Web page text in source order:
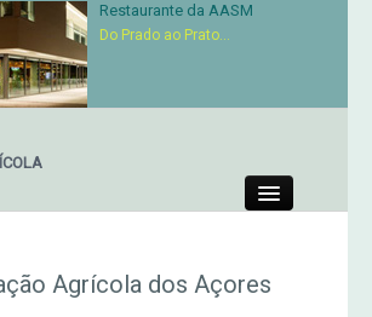
Órgãos Sociais
Genética
Restaurante da AASM
Do Prado ao Prato...
Agrícola dos Açores